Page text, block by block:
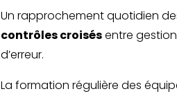
Un rapprochement quotidien
contrôles croisésentre
d’erreur.
La formation régulière des